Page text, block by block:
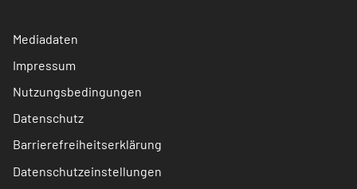
Mediadaten
Impressum
Nutzungsbedingungen
Datenschutz
Barrierefreiheitserklärung
Datenschutzeinstellungen